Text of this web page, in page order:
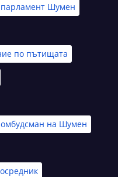
парламент Шумен
по пътищата
омбудсман на Шумен